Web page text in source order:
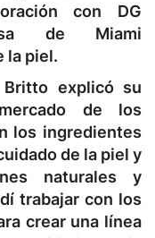
con DG
de Miami
la piel.
Britto explicó su
de los
los ingredientes
de la piel y
naturales y
trabajar con los
crear una línea